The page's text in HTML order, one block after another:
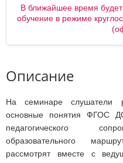
В ближайшее время
обучение в режиме
Описание
На семинаре слушатели
основные понятия ФГОС
педагогического
образовательного
рассмотрят вместе с